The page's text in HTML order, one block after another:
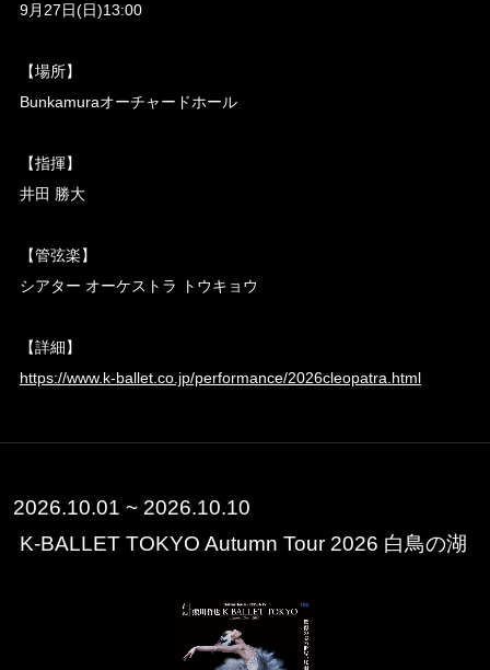
9月27日(日)13:00
【場所】
Bunkamuraオーチャードホール
【指揮】
井田 勝大
【管弦楽】
シアター オーケストラ トウキョウ
【詳細】
https://www.k-ballet.co.jp/performance/2026cleopatra.html
2026.10.01 ~ 2026.10.10
K-BALLET TOKYO Autumn Tour 2026 白鳥の湖